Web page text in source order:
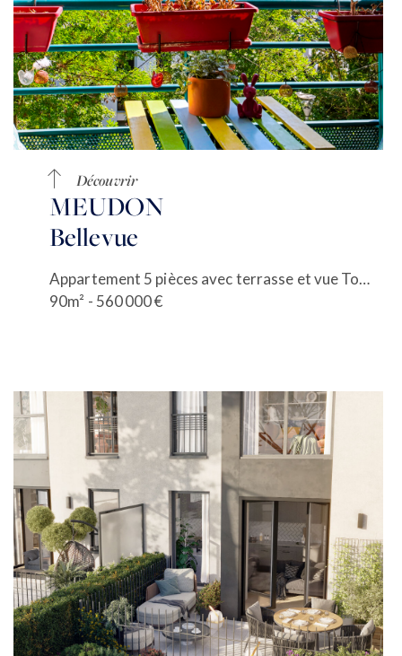
Découvrir
MEUDON
Bellevue
Appartement 5 pièces avec terrasse et vue Tour Eiffel
90m² - 560 000 €